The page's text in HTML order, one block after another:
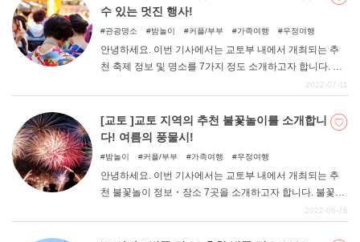
으로 이끈 일화 등은 책이나 TV에서도 많이 다뤄지고 있다.
왕도 영화 팬부터 유행에 민감한 젊은 층까지 모두가 즐길
수 있는 멋진 행사!
관광명소 밤놀이 커플/부부 가족여행 우정여행
안녕하세요. 이번 기사에서는 교토부 내에서 개최되는 추
천 축제 정보 및 명소를 7가지 정도 소개하고자 합니다. 교
토부는 일본 문화를 계승하는 최전선의 지역이라 할 수 있
그런 축제에 대한 정보를 알아두면 관광객들도 즐길 수 있
을 것이다. 단순히 즐기는 것뿐만 아니라 교토의 전통과 일
본의 자랑스러운 문화를 접할 수 있고, 정취 있는 관광을 할
2022-07-11
[교토 ]교토 지역의 추천 불꽃놀이를 소개합니
다! 여름의 풍물시!
밤놀이 커플/부부 가족여행 우정여행
안녕하세요. 이번 기사에서는 교토부 내에서 개최되는 추
천 불꽃놀이 정보・장소 7곳을 소개하고자 합니다. 불꽃놀
이라고 하면 역시 여름의 풍물시라고 할 수 있는데, 교토에
2022-06-28